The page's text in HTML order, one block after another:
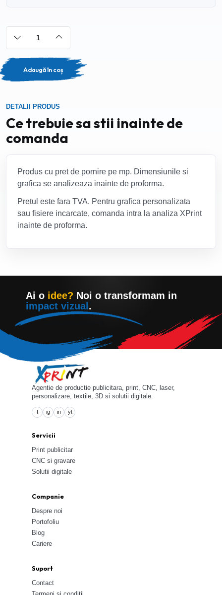
Adaugă în coș
DETALII PRODUS
Ce trebuie sa stii inainte de
comanda
Produs cu pret de pornire pe mp. Dimensiunile si
grafica se analizeaza inainte de proforma.
Pretul este fara TVA. Pentru grafica personalizata
sau fisiere incarcate, comanda intra la analiza XPrint
inainte de proforma.
Ai o idee? Noi o transformam in
impact vizual .
Agentie de productie publicitara, print, CNC, laser,
personalizare, textile, 3D si solutii digitale.
f ig in yt
Servicii
Print publicitar
CNC si gravare
Solutii digitale
Companie
Despre noi
Portofoliu
Blog
Cariere
Suport
Contact